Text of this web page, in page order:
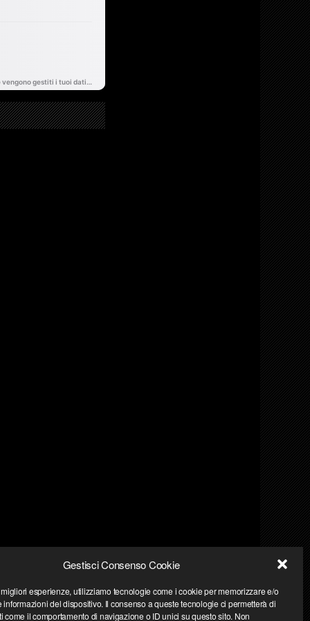
Gestisci Consenso Cookie
esperienze, utilizziamo tecnologie come i cookie per memorizzare e/o
informazioni del dispositivo. Il consenso a queste tecnologie ci permetterà di
come il comportamento di navigazione o ID unici su questo sito. Non